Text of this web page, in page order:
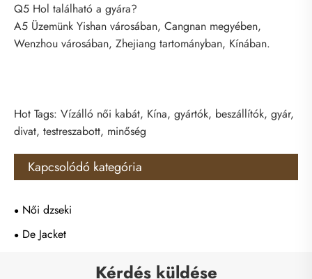
Q5 Hol található a gyára?
A5 Üzemünk Yishan városában, Cangnan megyében,
Wenzhou városában, Zhejiang tartományban, Kínában.
Hot Tags: Vízálló női kabát, Kína, gyártók, beszállítók, gyár,
divat, testreszabott, minőség
Kapcsolódó kategória
Női dzseki
De Jacket
Kérdés küldése